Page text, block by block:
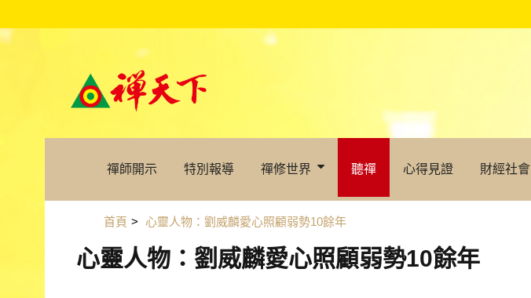
禪師開示 特別報導 禪修世界 聽禪 心得見證 財經社會
首頁 > 心靈人物：劉威麟愛心照顧弱勢10餘年
心靈人物：劉威麟愛心照顧弱勢10餘年